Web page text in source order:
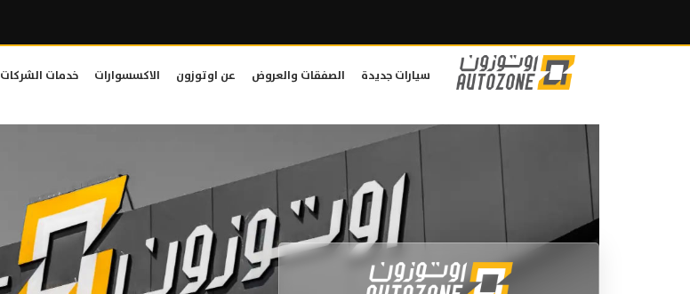
سيارات جديدة الصفقات والعروض عن اوتوزون الاكسسوارات خدمات الشركات